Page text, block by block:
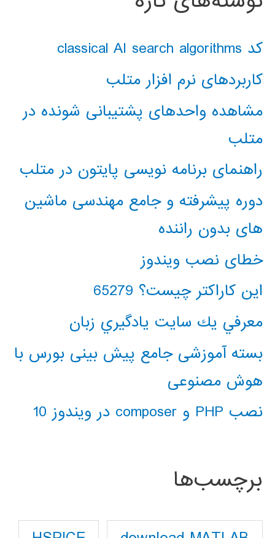
کد classical AI search algorithms
کاربردهای نرم افزار متلب
مشاهده واحدهای پشتیبانی شونده در
متلب
راهنمای برنامه نویسی پایتون در متلب
دوره پیشرفته و جامع مهندسی ماشین
های بدون راننده
خطای نصب ویندوز
این کاراکتر چیست؟ 65279
معرفي يك سايت يادگيري زبان
بسته آموزشی جامع پیش بینی بورس با
هوش مصنوعی
نصب PHP و composer در ویندوز 10
برچسب‌ها